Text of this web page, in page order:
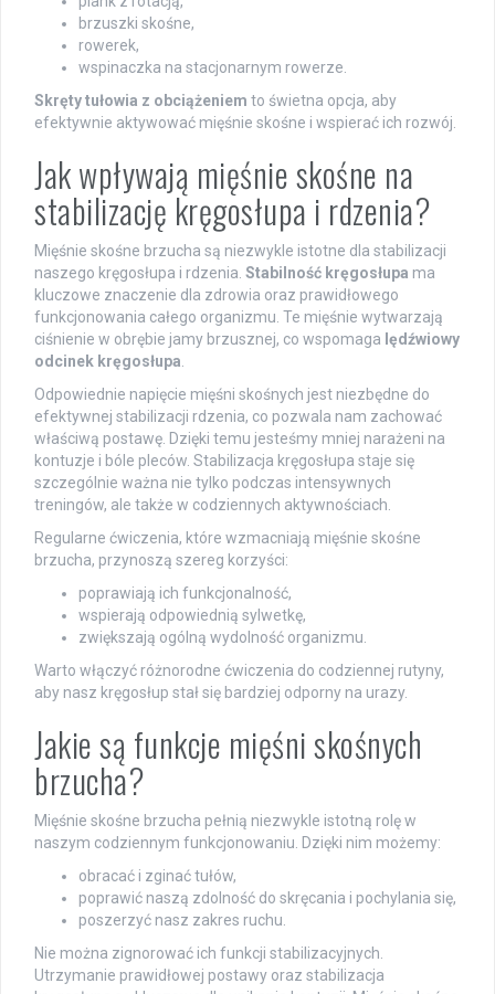
brzuszki skośne,
rowerek,
wspinaczka na stacjonarnym rowerze.
Skręty tułowia z obciążeniem to świetna opcja, aby
efektywnie aktywować mięśnie skośne i wspierać ich rozwój.
Jak wpływają mięśnie skośne na
stabilizację kręgosłupa i rdzenia?
Mięśnie skośne brzucha są niezwykle istotne dla stabilizacji
naszego kręgosłupa i rdzenia. Stabilność kręgosłupa ma
kluczowe znaczenie dla zdrowia oraz prawidłowego
funkcjonowania całego organizmu. Te mięśnie wytwarzają
ciśnienie w obrębie jamy brzusznej, co wspomaga lędźwiowy
odcinek kręgosłupa
Odpowiednie napięcie mięśni skośnych jest niezbędne do
efektywnej stabilizacji rdzenia, co pozwala nam zachować
właściwą postawę. Dzięki temu jesteśmy mniej narażeni na
kontuzje i bóle pleców. Stabilizacja kręgosłupa staje się
szczególnie ważna nie tylko podczas intensywnych
treningów, ale także w codziennych aktywnościach.
Regularne ćwiczenia, które wzmacniają mięśnie skośne
brzucha, przynoszą szereg korzyści:
poprawiają ich funkcjonalność,
wspierają odpowiednią sylwetkę,
zwiększają ogólną wydolność organizmu.
Warto włączyć różnorodne ćwiczenia do codziennej rutyny,
aby nasz kręgosłup stał się bardziej odporny na urazy.
Jakie są funkcje mięśni skośnych
brzucha?
Mięśnie skośne brzucha pełnią niezwykle istotną rolę w
naszym codziennym funkcjonowaniu. Dzięki nim możemy:
obracać i zginać tułów,
poprawić naszą zdolność do skręcania i pochylania się,
poszerzyć nasz zakres ruchu.
Nie można zignorować ich funkcji stabilizacyjnych.
Utrzymanie prawidłowej postawy oraz stabilizacja